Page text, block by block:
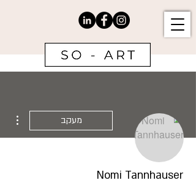
מעקב
Nomi Tannhauser